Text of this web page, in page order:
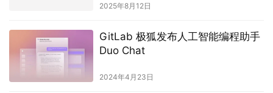
2025年8月12日
GitLab 极狐发布人工智能编程助手
Duo Chat
2024年4月23日